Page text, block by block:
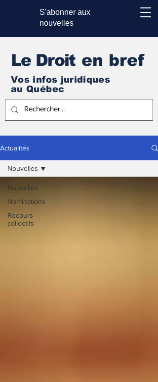
S'abonner aux
nouvelles
Le Droit en bref
Vos infos juridiques
au Québec
Actualités
Nouvelles
Nominations
Recours
collectifs
Nouvelles